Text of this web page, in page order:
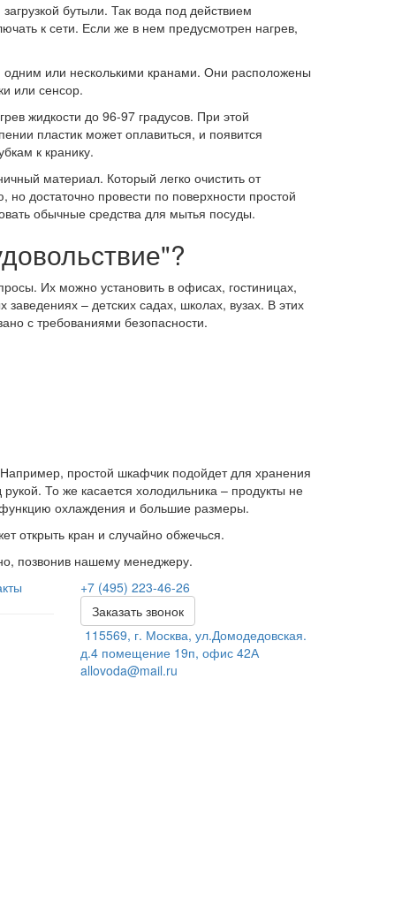
бутыли. Так вода под действием
к сети. Если же в нем предусмотрен нагрев,
одним или несколькими кранами. Они расположены
или сенсор.
жидкости до 96-97 градусов. При этой
пластик может оплавиться, и появится
к кранику.
материал. Который легко очистить от
но достаточно провести по поверхности простой
обычные средства для мытья посуды.
Их можно установить в офисах, гостиницах,
– детских садах, школах, вузах. В этих
с требованиями безопасности.
простой шкафчик подойдет для хранения
То же касается холодильника – продукты не
функцию охлаждения и большие размеры.
открыть кран и случайно обжечься.
позвонив нашему менеджеру.
+7 (495) 223-46-26
Заказать звонок
115569, г. Москва, ул.Домодедовская.
д.4 помещение 19п, офис 42А
allovoda@mail.ru